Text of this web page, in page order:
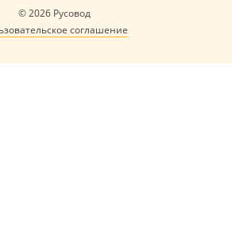
© 2026 Русовод
соглашение